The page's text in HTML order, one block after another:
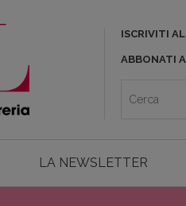
ISCRIVITI
ABBONATI
LA NEWSLETTER